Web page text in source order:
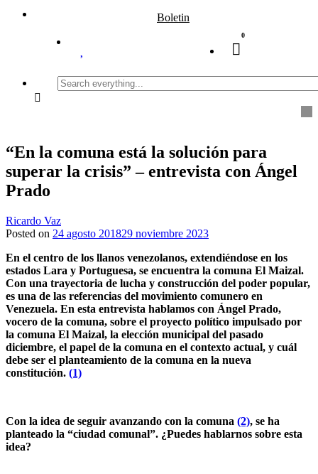
Boletin
0
Search
everything...
“En la comuna está la solución para
superar la crisis” – entrevista con Ángel
Prado
Ricardo Vaz
Posted on 24 agosto 201829 noviembre 2023
En el centro de los llanos venezolanos, extendiéndose en los
estados Lara y Portuguesa, se encuentra la comuna El Maizal.
Con una trayectoria de lucha y construcción del poder popular,
es una de las referencias del movimiento comunero en
Venezuela. En esta entrevista hablamos con Ángel Prado,
vocero de la comuna, sobre el proyecto político impulsado por
la comuna El Maizal, la elección municipal del pasado
diciembre, el papel de la comuna en el contexto actual, y cuál
debe ser el planteamiento de la comuna en la nueva
constitución. (1)
Con la idea de seguir avanzando con la comuna (2), se ha
planteado la “ciudad comunal”. ¿Puedes hablarnos sobre esta
idea?